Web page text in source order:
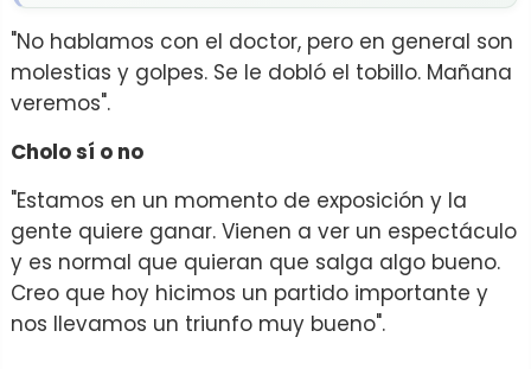
"No hablamos con el doctor, pero en general son
molestias y golpes. Se le dobló el tobillo. Mañana
veremos".
Cholo sí o no
"Estamos en un momento de exposición y la
gente quiere ganar. Vienen a ver un espectáculo
y es normal que quieran que salga algo bueno.
Creo que hoy hicimos un partido importante y
nos llevamos un triunfo muy bueno".